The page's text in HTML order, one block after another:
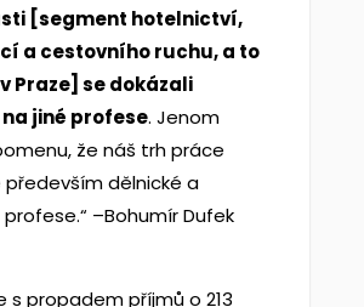
[segment hotelnictví,
a cestovního ruchu, a to
Praze] se dokázali
jiné profese. Jenom
že náš trh práce
dělnické a
–Bohumír Dufek
s propadem příjmů o 213